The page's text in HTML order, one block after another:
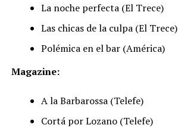
La noche perfecta (El Trece)
Las chicas de la culpa (El Trece)
Polémica en el bar (América)
Magazine:
A la Barbarossa (Telefe)
Cortá por Lozano (Telefe)